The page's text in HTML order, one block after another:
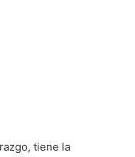
tiene la